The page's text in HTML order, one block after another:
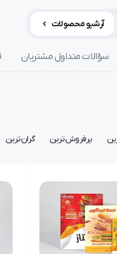
آرشیو محصولات
سؤالات متداول مشتریان
پرفروش‌ترین گران‌ترین